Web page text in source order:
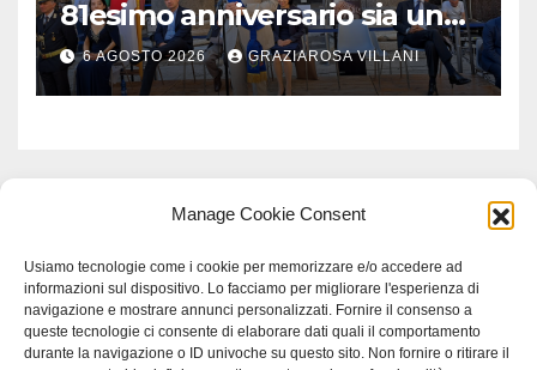
Manage Cookie Consent
Usiamo tecnologie come i cookie per memorizzare e/o accedere ad
informazioni sul dispositivo. Lo facciamo per migliorare l'esperienza di
navigazione e mostrare annunci personalizzati. Fornire il consenso a
queste tecnologie ci consente di elaborare dati quali il comportamento
durante la navigazione o ID univoche su questo sito. Non fornire o ritirare il
81esimo anniversario sia un
monito per tutti”
6 AGOSTO 2026 GRAZIAROSA VILLANI